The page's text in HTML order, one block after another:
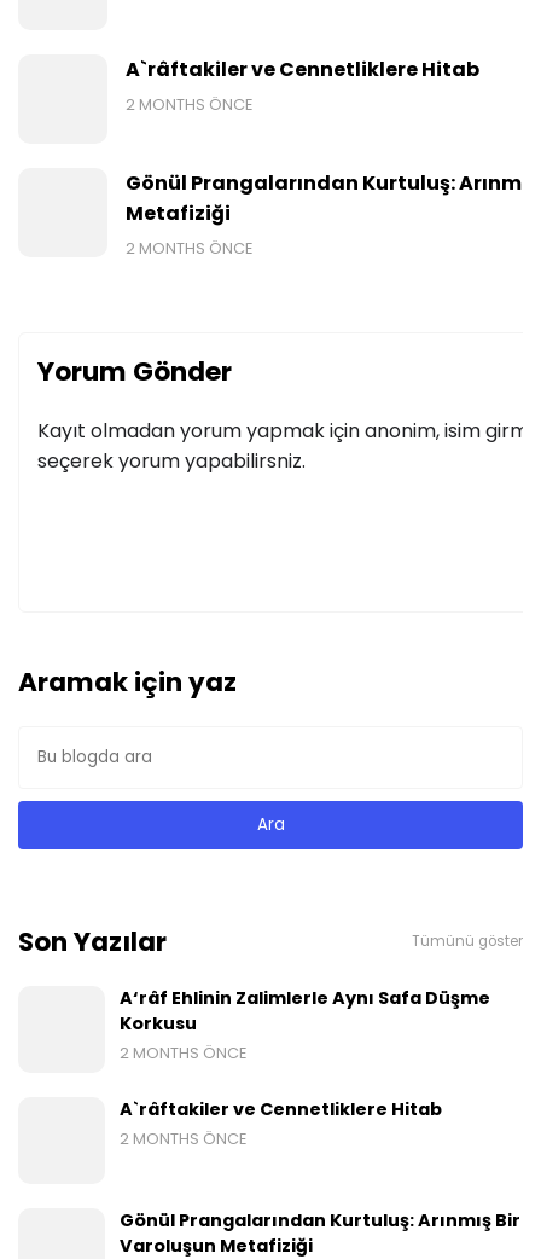
A`râftakiler ve Cennetliklere Hitab
2 MONTHS ÖNCE
Gönül Prangalarından Kurtuluş:
Metafiziği
2 MONTHS ÖNCE
Yorum Gönder
Kayıt olmadan yorum yapmak için anonim, isim
seçerek yorum yapabilirsniz.
Aramak için yaz
Son Yazılar Tümünü göster
A‘râf Ehlinin Zalimlerle Aynı Safa Düşme
Korkusu
2 MONTHS ÖNCE
A`râftakiler ve Cennetliklere Hitab
2 MONTHS ÖNCE
Gönül Prangalarından Kurtuluş: Arınmış Bir
Varoluşun Metafiziği